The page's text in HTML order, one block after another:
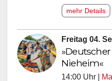
mehr Details
Freitag 04.
Nieheim«
14:00 Uhr |